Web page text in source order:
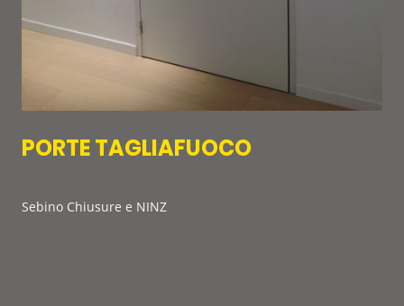
PORTE TAGLIAFUOCO
Sebino Chiusure e NINZ